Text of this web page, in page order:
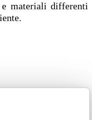
materiali differenti